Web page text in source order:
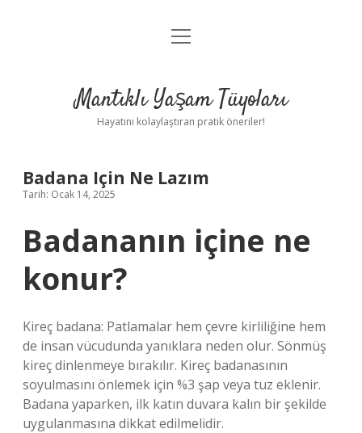
Anasayfa
Yasal Uyarı
menüyü
Mantıklı Yaşam Tüyoları
Hayatını kolaylaştıran pratik öneriler!
Badana Için Ne Lazım
Tarih: Ocak 14, 2025
Badananın içine ne
konur?
Kireç badana: Patlamalar hem çevre kirliliğine hem
de insan vücudunda yanıklara neden olur. Sönmüş
kireç dinlenmeye bırakılır. Kireç badanasının
soyulmasını önlemek için %3 şap veya tuz eklenir.
Badana yaparken, ilk katın duvara kalın bir şekilde
uygulanmasına dikkat edilmelidir.